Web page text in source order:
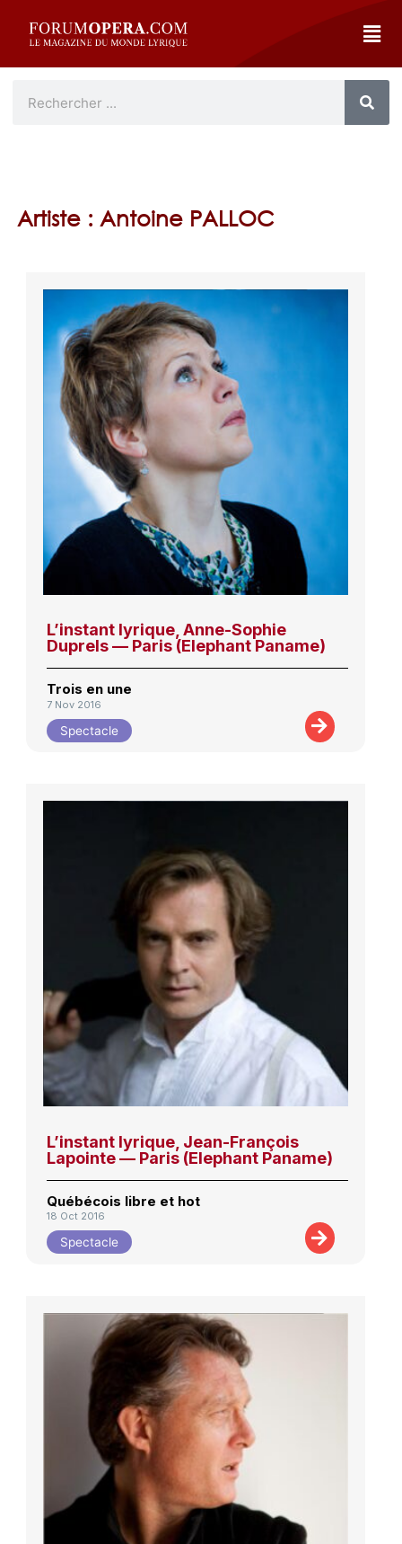
Artiste : Antoine PALLOC
L’instant lyrique, Anne-Sophie
Duprels — Paris (Elephant Paname)
Trois en une
7 Nov 2016
Spectacle
L’instant lyrique, Jean-François
Lapointe — Paris (Elephant Paname)
Québécois libre et hot
18 Oct 2016
Spectacle